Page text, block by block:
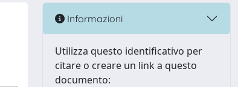
Informazioni
Utilizza questo identificativo per
citare o creare un link a questo
documento: